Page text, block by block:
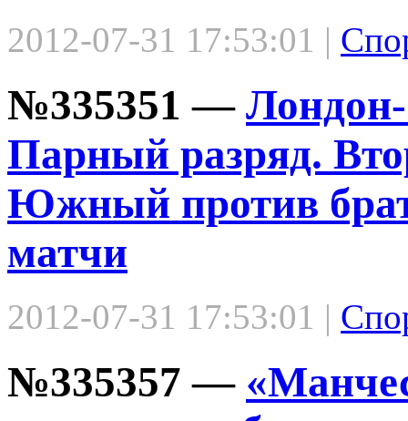
2012-07-31 17:53:01 |
№335351 —
Парный разряд.
Южный против
матчи
2012-07-31 17:53:01 |
№335357 —